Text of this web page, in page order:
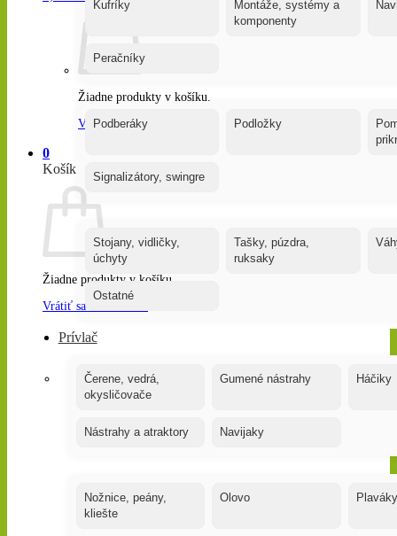
Žiadne produkty v košíku.
Vrátiť sa do obchodu
0
Košík
Žiadne produkty v košíku.
Vrátiť sa do obchodu
Kufríky
Montáže, systémy a
komponenty
Peračníky
Podberáky Podložky
Signalizátory, swingre
Stojany, vidličky,
úchyty
Tašky, púzdra,
ruksaky
Ostatné
Prívlač
Čerene, vedrá,
okysličovače
Gumené nástrahy Háčiky
Nástrahy a atraktory Navijaky
Nožnice, peány,
kliešte
Olovo Plaváky